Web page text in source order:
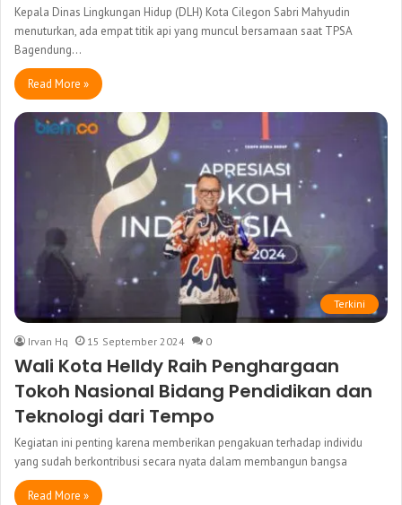
Kepala Dinas Lingkungan Hidup (DLH) Kota Cilegon Sabri Mahyudin
menuturkan, ada empat titik api yang muncul bersamaan saat TPSA
Bagendung…
Read More »
Terkini
Irvan Hq 15 September 2024 0
Wali Kota Helldy Raih Penghargaan
Tokoh Nasional Bidang Pendidikan dan
Teknologi dari Tempo
Kegiatan ini penting karena memberikan pengakuan terhadap individu
yang sudah berkontribusi secara nyata dalam membangun bangsa
Read More »